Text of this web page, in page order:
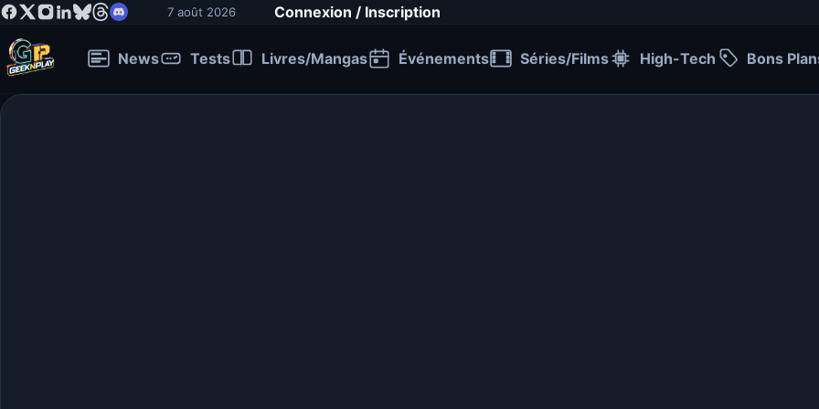
7 août 2026 Connexion / Inscription
News Tests Livres/Mangas Événements Séries/Films High-Tech Bons